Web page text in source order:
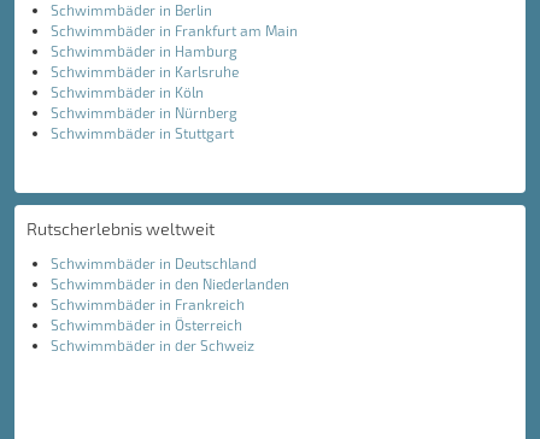
Schwimmbäder in Berlin
Schwimmbäder in Frankfurt am Main
Schwimmbäder in Hamburg
Schwimmbäder in Karlsruhe
Schwimmbäder in Köln
Schwimmbäder in Nürnberg
Schwimmbäder in Stuttgart
Rutscherlebnis weltweit
Schwimmbäder in Deutschland
Schwimmbäder in den Niederlanden
Schwimmbäder in Frankreich
Schwimmbäder in Österreich
Schwimmbäder in der Schweiz